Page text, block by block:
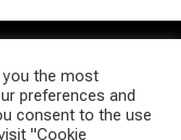
SITEMAP
by TagDiv
you the most
preferences and
consent to the use
"Cookie